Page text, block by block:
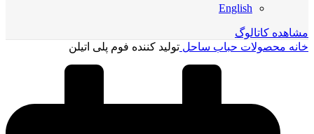
English
مشاهده کاتالوگ
خانه محصولات حباب ساحل تولید کننده فوم پلی اتیلن